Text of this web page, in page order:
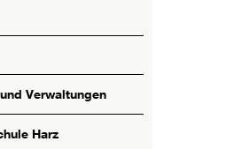
Verwaltungen
Harz